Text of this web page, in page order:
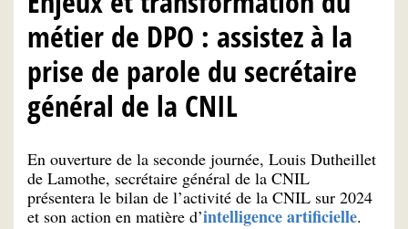
métier de DPO : assistez à la
prise de parole du secrétaire
général de la CNIL
En ouverture de la seconde journée, Louis Dutheillet
de Lamothe, secrétaire général de la CNIL
présentera le bilan de l’activité de la CNIL sur 2024
et son action en matière d’intelligence artificielle.